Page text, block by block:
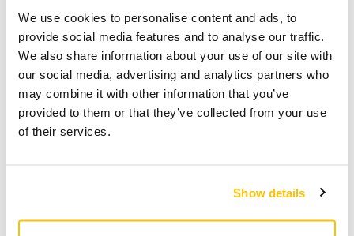
We use cookies to personalise content and ads, to
provide social media features and to analyse our traffic.
We also share information about your use of our site with
our social media, advertising and analytics partners who
may combine it with other information that you’ve
provided to them or that they’ve collected from your use
of their services.
Show details
DEXOS® 1230, täysikokoinen 30 litran
pölynimuri märkä- ja kuivaimurointiin.
Sisältää pölynpoistoletkun 4m.
Mirka® DEXOS 1230 M AFC
DEXOS® 1230, täysikokoinen 30 litran